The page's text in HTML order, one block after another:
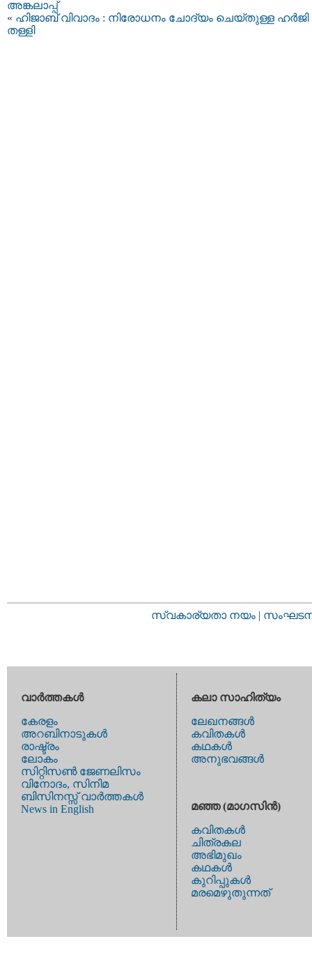
അങ്കലാപ്പ്
« ഹിജാബ് വിവാദം : നിരോധനം ചോദ്യം ചെയ്‌തുള്ള ഹര്‍ജി
തള്ളി
സ്വകാര്യതാ നയം |
വാര്‍ത്തകള്‍
കേരളം
അറബിനാടുകള്‍
രാഷ്ട്രം
ലോകം
സിറ്റിസണ്‍ ജേണലിസം
വിനോദം, സിനിമ
ബിസിനസ്സ് വാര്‍ത്തകള്‍
News in English
കലാ സാഹിത്യം
ലേഖനങ്ങള്‍
കവിതകള്‍
കഥകള്‍
അനുഭവങ്ങള്‍
മഞ്ഞ (മാഗസിന്‍)
കവിതകള്‍
ചിത്രകല
അഭിമുഖം
കഥകള്‍
കുറിപ്പുകള്‍
മരമെഴുതുന്നത്